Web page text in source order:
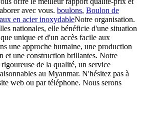
avec vous. boulons, Boulon de
en acier inoxydableNotre organisation.
nationales, elle bénéficie d'une situation
unique et d'un accès facile aux
une approche humaine, une production
et une construction brillantes. Notre
de la qualité, un service
au Myanmar. N'hésitez pas à
web ou par téléphone. Nous serons